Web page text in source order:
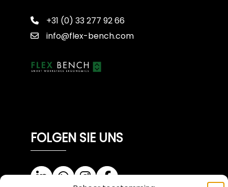
+31 (0) 33 277 92 66
info@flex-bench.com
FOLGEN SIE UNS